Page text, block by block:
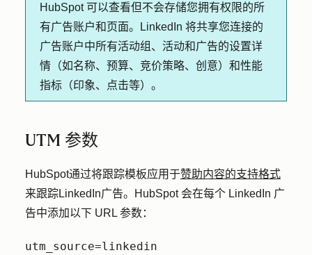
HubSpot 可以查看但不会存储您拥有权限的所
有广告账户和页面。LinkedIn 将共享您连接的
广告账户中所有活动组、活动和广告的设置详
情（如名称、预算、竞价策略、创意）和性能
指标（印象、点击等）。
UTM 参数
HubSpot通过将跟踪模板应用于赞助内容的支持格式
来跟踪LinkedIn广告。HubSpot 会在每个 LinkedIn 广
告中添加以下 URL 参数：
utm_source=linkedin